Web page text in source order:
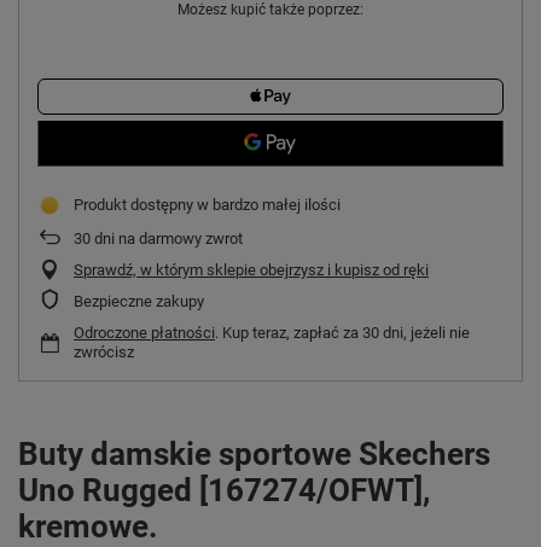
Możesz kupić także poprzez:
Produkt dostępny w bardzo małej ilości
30 dni na darmowy zwrot
Sprawdź, w którym sklepie obejrzysz i kupisz od ręki
Bezpieczne zakupy
Odroczone płatności. Kup teraz, zapłać za 30 dni, jeżeli nie
zwrócisz
Buty damskie sportowe Skechers
Uno Rugged [167274/OFWT],
kremowe.